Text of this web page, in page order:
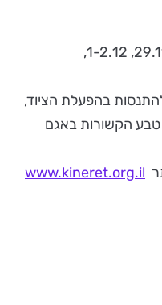
ההפלגות יוצאות מנמל עין גב - 29.11, 1-2.12,
בהפעלת הציוד,
טבע הקשורות באגם
www.kineret.org.il